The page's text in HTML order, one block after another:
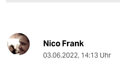
Nico Frank
03.06.2022, 14:13 Uhr